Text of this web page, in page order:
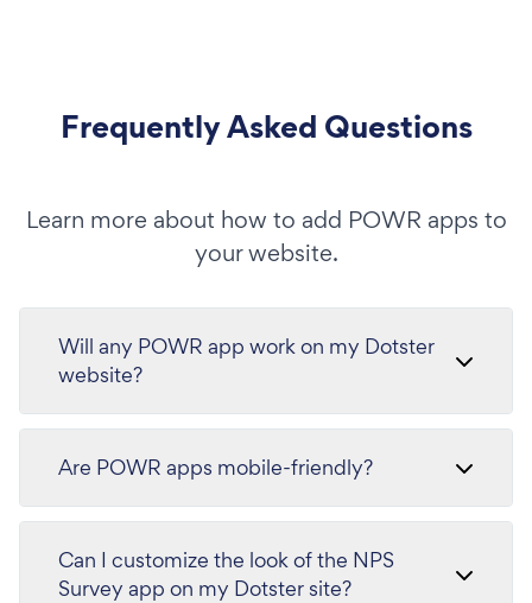
Frequently Asked Questions
Learn more about how to add POWR apps to
your website.
Will any POWR app work on my Dotster
website?
Are POWR apps mobile-friendly?
Can I customize the look of the NPS
Survey app on my Dotster site?